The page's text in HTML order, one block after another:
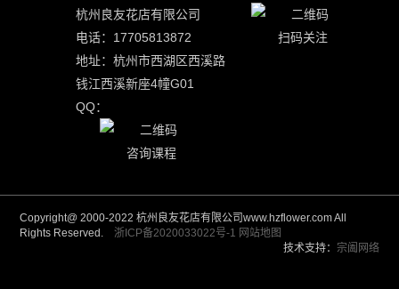
杭州良友花店有限公司
电话：17705813872
地址：杭州市西湖区西溪路
钱江西溪新座4幢G01
QQ：
扫码关注
咨询课程
Copyright@ 2000-2022 杭州良友花店有限公司www.hzflower.com All
Rights Reserved. 浙ICP备2020033022号-1 网站地图
技术支持：
宗阖网络